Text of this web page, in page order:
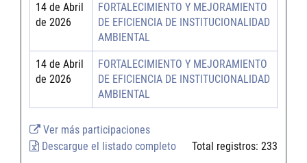
14 de Abril
de 2026
FORTALECIMIENTO Y MEJORAMIENTO
DE EFICIENCIA DE INSTITUCIONALIDAD
AMBIENTAL
14 de Abril
de 2026
FORTALECIMIENTO Y MEJORAMIENTO
DE EFICIENCIA DE INSTITUCIONALIDAD
AMBIENTAL
Ver más participaciones
Descargue el listado completo
Total registros: 233